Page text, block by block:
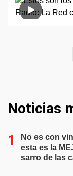
Noticias
No es con
esta es la
sarro de las